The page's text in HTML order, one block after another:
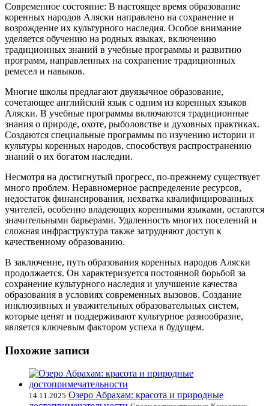
Современное состояние: В настоящее время образование
коренных народов Аляски направлено на сохранение и
возрождение их культурного наследия. Особое внимание
уделяется обучению на родных языках, включению
традиционных знаний в учебные программы и развитию
программ, направленных на сохранение традиционных
ремесел и навыков.
Многие школы предлагают двуязычное образование,
сочетающее английский язык с одним из коренных языков
Аляски. В учебные программы включаются традиционные
знания о природе, охоте, рыболовстве и духовных практиках.
Создаются специальные программы по изучению истории и
культуры коренных народов, способствуя распространению
знаний о их богатом наследии.
Несмотря на достигнутый прогресс, по-прежнему существует
много проблем. Неравномерное распределение ресурсов,
недостаток финансирования, нехватка квалифицированных
учителей, особенно владеющих коренными языками, остаются
значительными барьерами. Удаленность многих поселений и
сложная инфраструктура также затрудняют доступ к
качественному образованию.
В заключение, путь образования коренных народов Аляски
продолжается. Он характеризуется постоянной борьбой за
сохранение культурного наследия и улучшение качества
образования в условиях современных вызовов. Создание
инклюзивных и уважительных образовательных систем,
которые ценят и поддерживают культурное разнообразие,
является ключевым фактором успеха в будущем.
Похожие записи
14.11.2025 Озеро Абрахам: красота и природные